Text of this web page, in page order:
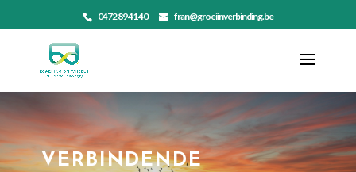
0472 89 41 40 fran@groeiinverbinding.be
VERBINDENDE